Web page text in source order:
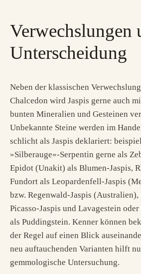
Verwechslungen
Unterscheidung
Neben der klassischen
Chalcedon wird Jaspis gerne auch
bunten Mineralien und Gesteinen
Unbekannte Steine werden im
schlicht als Jaspis deklariert:
»Silberauge«-Serpentin gerne als
Epidot (Unakit) als Blumen-Jaspis,
Fundort als Leopardenfell-Jaspis
bzw. Regenwald-Jaspis
Picasso-Jaspis und Lavagestein
als Puddingstein. Kenner können
der Regel auf einen Blick
neu auftauchenden Varianten hilft
gemmologische Untersuchung.